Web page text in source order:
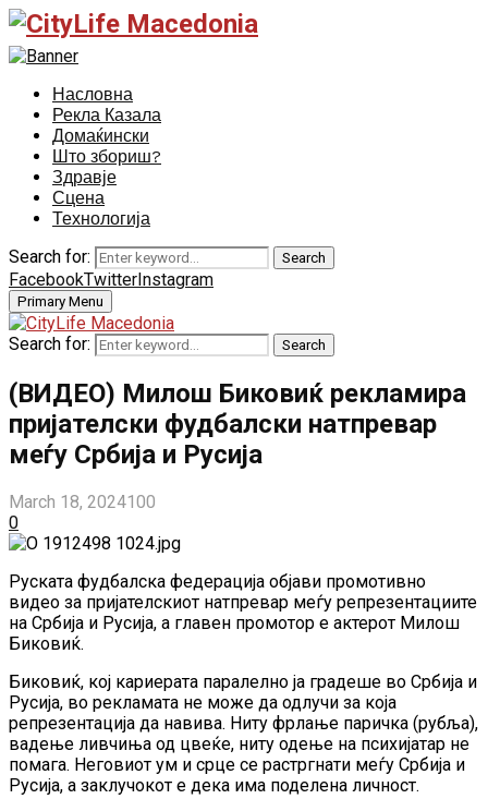
Насловна
Рекла Казала
Домаќински
Што збориш?
Здравје
Сцена
Технологија
Search for:
Search
FacebookTwitterInstagram
Primary Menu
Search for: Search
(ВИДЕО) Милош Биковиќ рекламира
пријателски фудбалски натпревар
меѓу Србија и Русија
March 18, 2024100
0
Руската фудбалска федерација објави промотивно
видео за пријателскиот натпревар меѓу репрезентациите
на Србија и Русија, а главен промотор е актерот Милош
Биковиќ.
Биковиќ, кој кариерата паралелно ја градеше во Србија и
Русија, во рекламата не може да одлучи за која
репрезентација да навива. Ниту фрлање паричка (рубља),
вадење ливчиња од цвеќе, ниту одење на психијатар не
помага. Неговиот ум и срце се растргнати меѓу Србија и
Русија, а заклучокот е дека има поделена личност.